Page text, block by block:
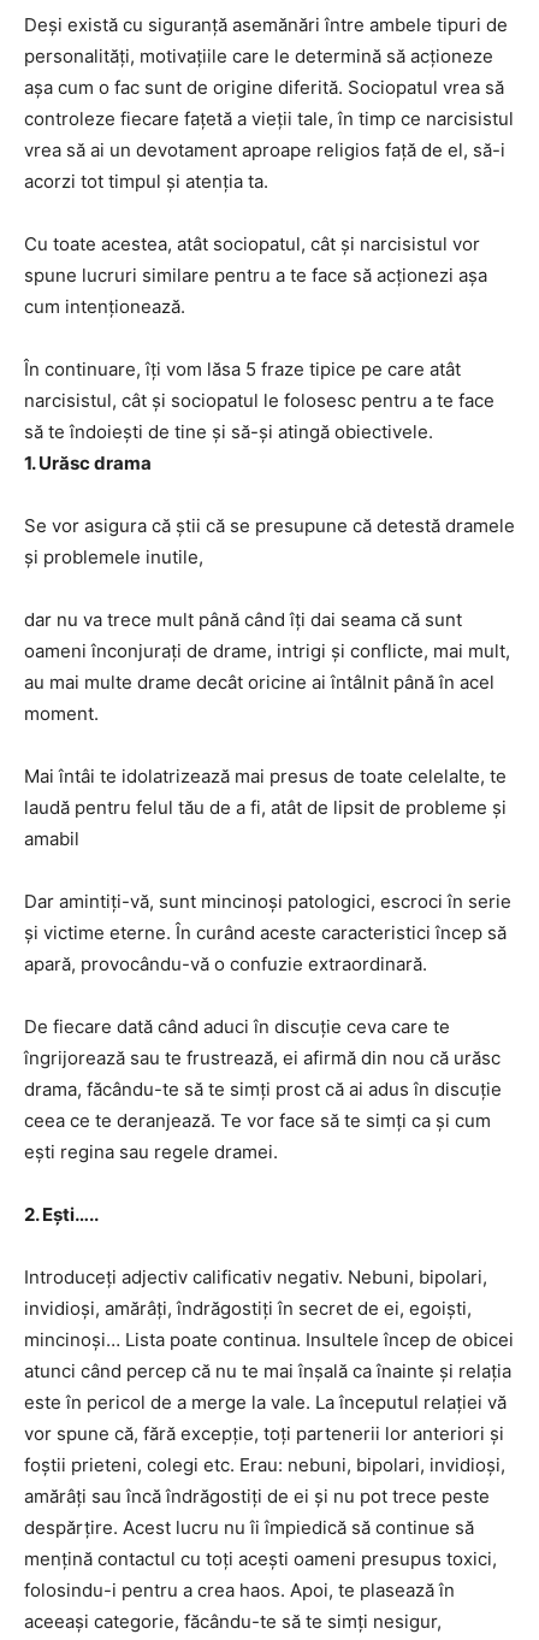
Deși există cu siguranță asemănări între ambele tipuri de
personalități, motivațiile care le determină să acționeze
așa cum o fac sunt de origine diferită. Sociopatul vrea să
controleze fiecare fațetă a vieții tale, în timp ce narcisistul
vrea să ai un devotament aproape religios față de el, să-i
acorzi tot timpul și atenția ta.
Cu toate acestea, atât sociopatul, cât și narcisistul vor
spune lucruri similare pentru a te face să acționezi așa
cum intenționează.
În continuare, îți vom lăsa 5 fraze tipice pe care atât
narcisistul, cât și sociopatul le folosesc pentru a te face
să te îndoiești de tine și să-și atingă obiectivele.
1. Urăsc drama
Se vor asigura că știi că se presupune că detestă dramele
și problemele inutile,
dar nu va trece mult până când îți dai seama că sunt
oameni înconjurați de drame, intrigi și conflicte, mai mult,
au mai multe drame decât oricine ai întâlnit până în acel
moment.
Mai întâi te idolatrizează mai presus de toate celelalte, te
laudă pentru felul tău de a fi, atât de lipsit de probleme și
amabil
Dar amintiți-vă, sunt mincinoși patologici, escroci în serie
și victime eterne. În curând aceste caracteristici încep să
apară, provocându-vă o confuzie extraordinară.
De fiecare dată când aduci în discuție ceva care te
îngrijorează sau te frustrează, ei afirmă din nou că urăsc
drama, făcându-te să te simți prost că ai adus în discuție
ceea ce te deranjează. Te vor face să te simți ca și cum
ești regina sau regele dramei.
2. Ești…..
Introduceți adjectiv calificativ negativ. Nebuni, bipolari,
invidioși, amărâți, îndrăgostiți în secret de ei, egoiști,
mincinoși… Lista poate continua. Insultele încep de obicei
atunci când percep că nu te mai înșală ca înainte și relația
este în pericol de a merge la vale. La începutul relației vă
vor spune că, fără excepție, toți partenerii lor anteriori și
foștii prieteni, colegi etc. Erau: nebuni, bipolari, invidioși,
amărâți sau încă îndrăgostiți de ei și nu pot trece peste
despărțire. Acest lucru nu îi împiedică să continue să
mențină contactul cu toți acești oameni presupus toxici,
folosindu-i pentru a crea haos. Apoi, te plasează în
aceeași categorie, făcându-te să te simți nesigur,